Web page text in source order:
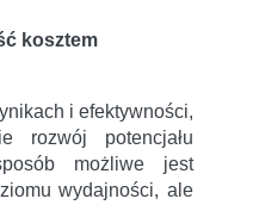
kosztem
i efektywności,
rozwój potencjału
możliwe jest
wydajności, ale